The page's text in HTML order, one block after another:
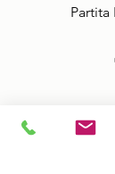
Partita